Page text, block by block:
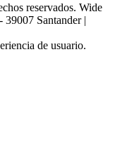
reservados. Wide
Santander |
de usuario.